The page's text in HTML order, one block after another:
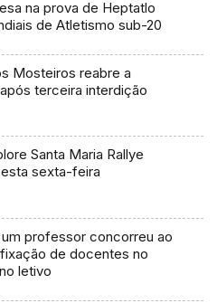
na prova de Heptatlo
de Atletismo sub-20
Mosteiros reabre a
terceira interdição
Santa Maria Rallye
sexta-feira
professor concorreu ao
de docentes no
letivo